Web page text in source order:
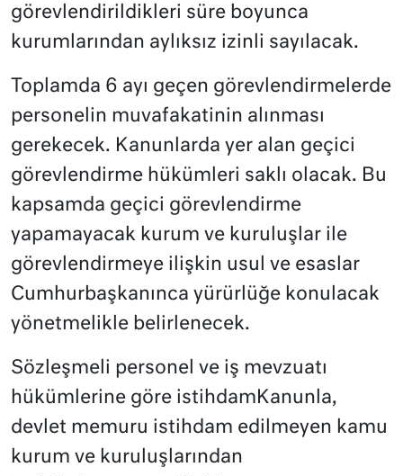
görevlendirildikleri süre boyunca
kurumlarından aylıksız izinli sayılacak.
Toplamda 6 ayı geçen görevlendirmelerde
personelin muvafakatinin alınması
gerekecek. Kanunlarda yer alan geçici
görevlendirme hükümleri saklı olacak. Bu
kapsamda geçici görevlendirme
yapamayacak kurum ve kuruluşlar ile
görevlendirmeye ilişkin usul ve esaslar
Cumhurbaşkanınca yürürlüğe konulacak
yönetmelikle belirlenecek.
Sözleşmeli personel ve iş mevzuatı
hükümlerine göre istihdamKanunla,
devlet memuru istihdam edilmeyen kamu
kurum ve kuruluşlarından